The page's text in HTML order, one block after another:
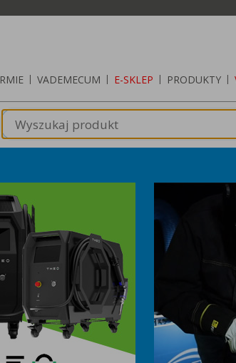
| VADEMECUM | E-SKLEP | PRODUKTY |